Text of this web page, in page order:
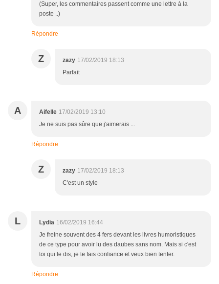
(Super, les commentaires passent comme une lettre à la
poste ..)
Répondre
Z zazy 17/02/2019 18:13
Parfait
A Aifelle 17/02/2019 13:10
Je ne suis pas sûre que j'aimerais ...
Répondre
Z zazy 17/02/2019 18:13
C'est un style
L Lydia 16/02/2019 16:44
Je freine souvent des 4 fers devant les livres humoristiques
de ce type pour avoir lu des daubes sans nom. Mais si c'est
toi qui le dis, je te fais confiance et veux bien tenter.
Répondre